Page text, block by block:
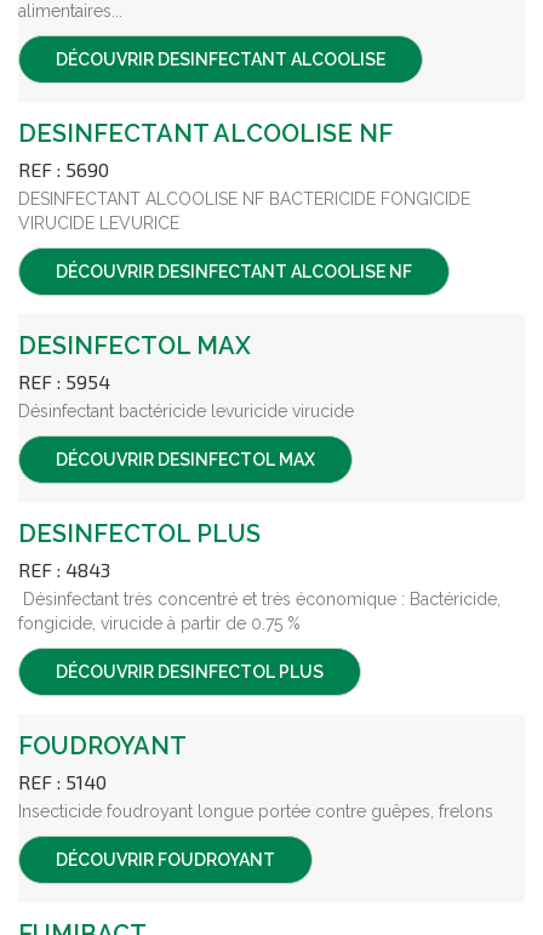
alimentaires...
DÉCOUVRIR DESINFECTANT ALCOOLISE
DESINFECTANT ALCOOLISE NF
REF : 5690
DESINFECTANT ALCOOLISE NF BACTERICIDE FONGICIDE
VIRUCIDE LEVURICE
DÉCOUVRIR DESINFECTANT ALCOOLISE NF
DESINFECTOL MAX
REF : 5954
Désinfectant bactéricide levuricide virucide
DÉCOUVRIR DESINFECTOL MAX
DESINFECTOL PLUS
REF : 4843
Désinfectant très concentré et très économique : Bactéricide,
fongicide, virucide à partir de 0.75 %
DÉCOUVRIR DESINFECTOL PLUS
FOUDROYANT
REF : 5140
Insecticide foudroyant longue portée contre guêpes, frelons
DÉCOUVRIR FOUDROYANT